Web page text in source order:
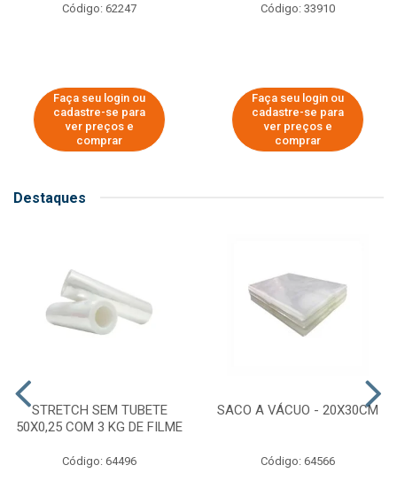
Código: 62247
Faça seu login ou
cadastre-se para
ver preços e
comprar
Código: 33910
Faça seu login ou
cadastre-se para
ver preços e
comprar
Destaques
STRETCH SEM TUBETE
50X0,25 COM 3 KG DE FILME
Código: 64496
SACO A VÁCUO - 20X30CM
Código: 64566